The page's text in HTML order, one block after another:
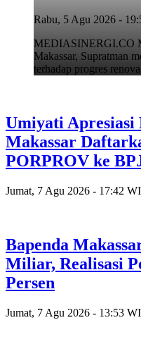
Rabu, 5 Agu 2026 -
MEDIASINERGI.CO
Makassar, Supratman
terhadap progres
Umiyati
Makassar
PORPROV ke
Jumat, 7 Agu 2026 - 17:42
Bapenda
Miliar, Realisasi
Persen
Jumat, 7 Agu 2026 - 13:53